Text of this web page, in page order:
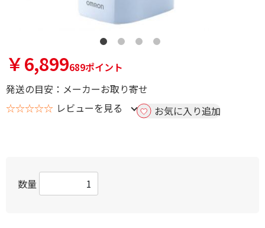
￥6,899689ポイント
発送の目安：メーカーお取り寄せ
☆☆☆☆☆ レビューを見る お気に入り追加
数量